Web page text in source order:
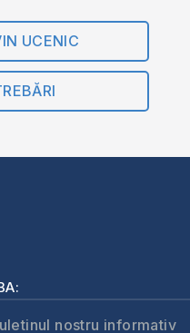
UCENIC
nostru informativ